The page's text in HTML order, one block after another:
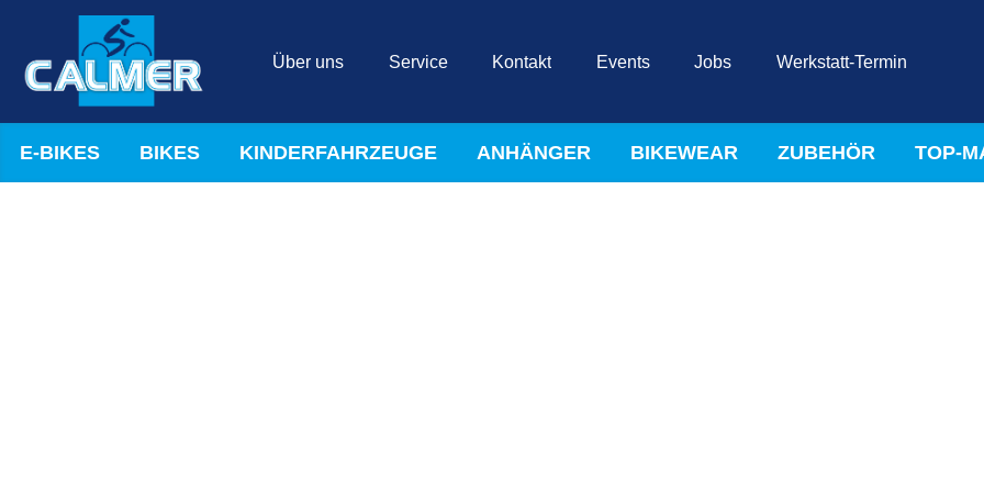
Über uns Service Kontakt Events Jobs Werkstatt-Termin
E-BIKES BIKES KINDERFAHRZEUGE ANHÄNGER BIKEWEAR ZUBEHÖR TOP-